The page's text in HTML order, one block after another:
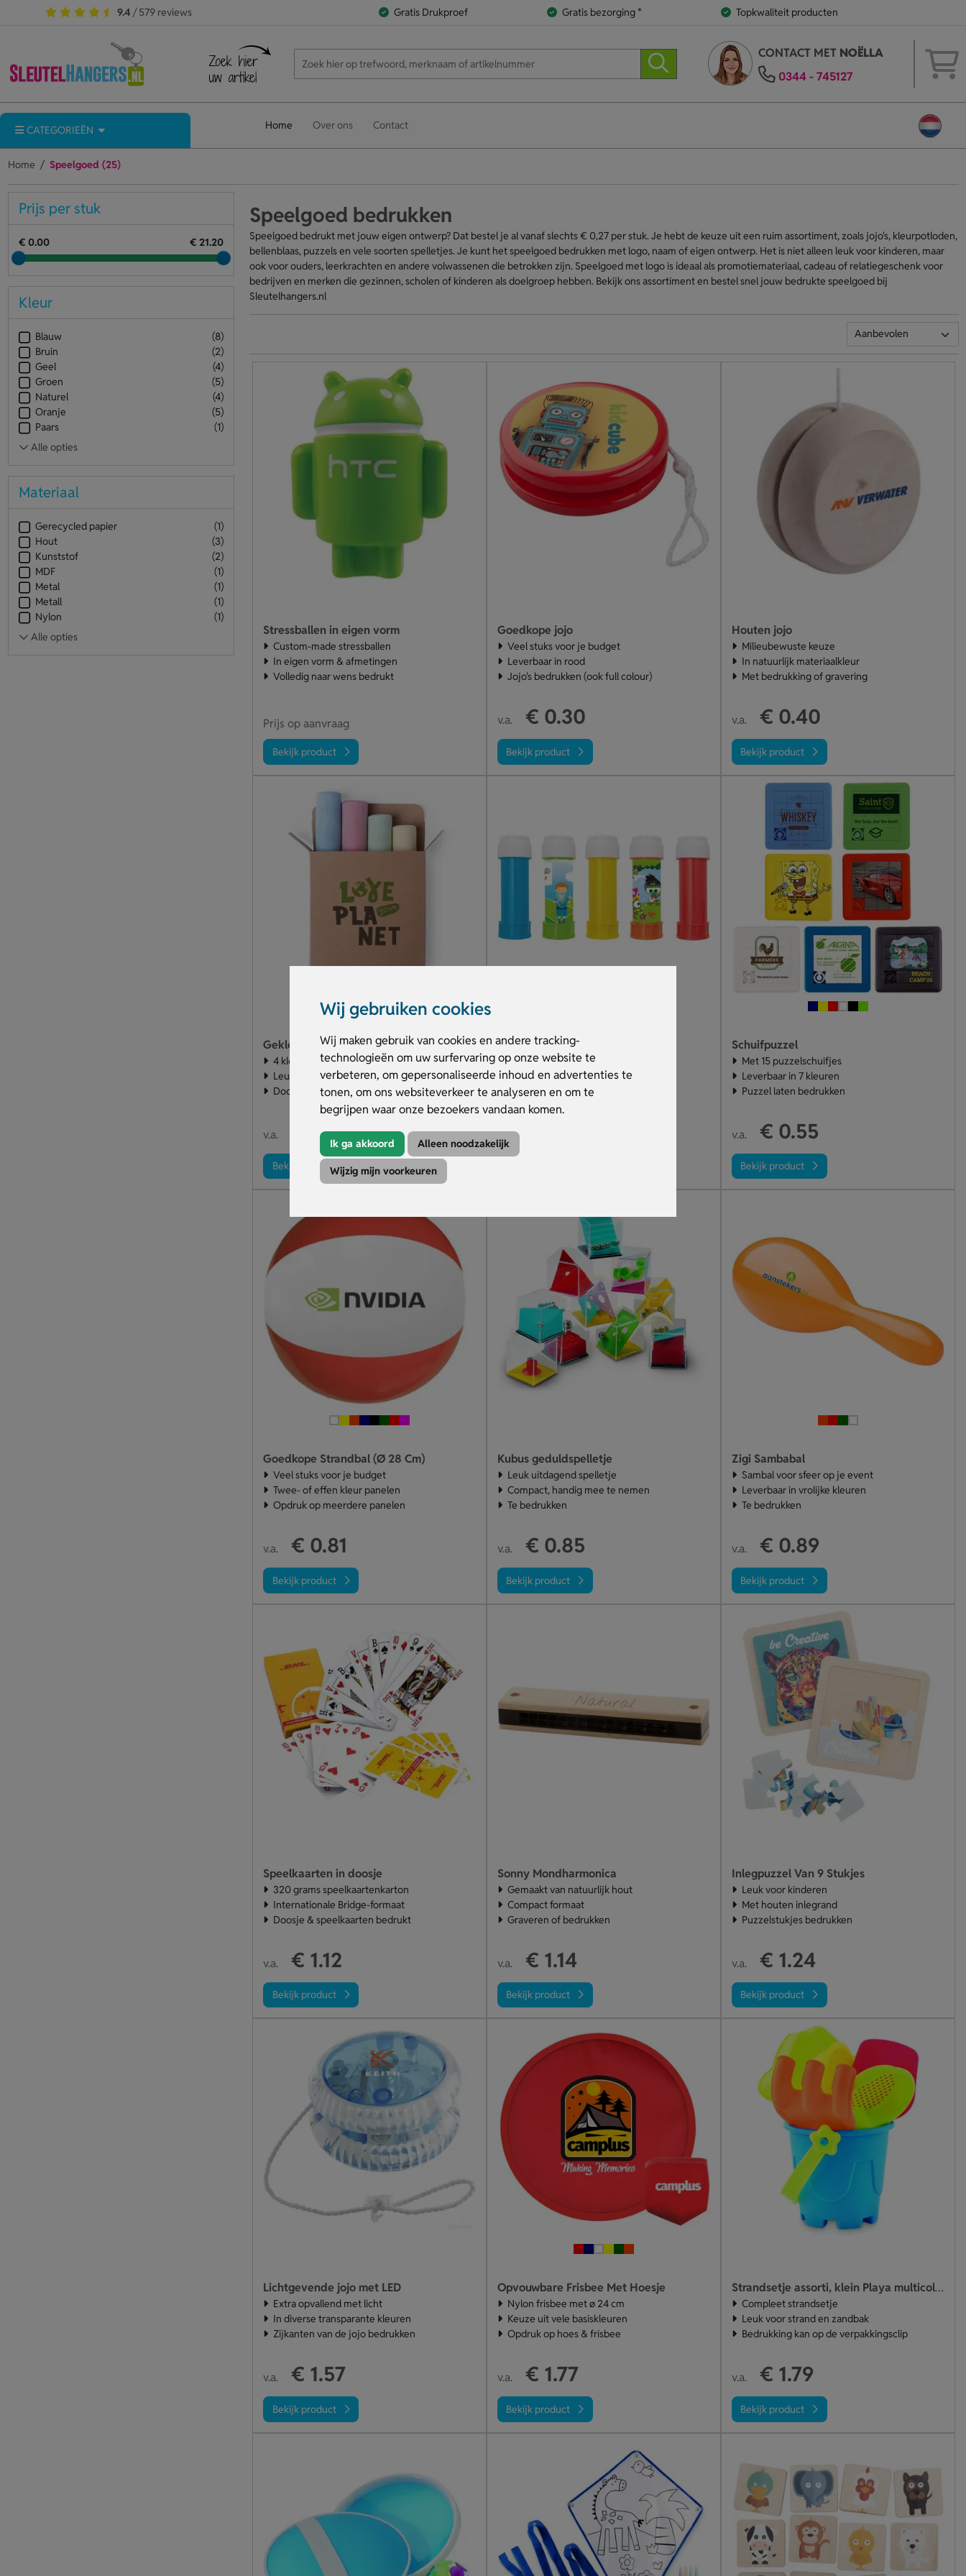
Wij gebruiken cookies
Wij maken gebruik van cookies en andere tracking-
technologieën om uw surfervaring op onze website te
verbeteren, om gepersonaliseerde inhoud en advertenties te
tonen, om ons websiteverkeer te analyseren en om te
begrijpen waar onze bezoekers vandaan komen.
Ik ga akkoord Alleen noodzakelijk
Wijzig mijn voorkeuren
9.4 / 579 reviews Gratis Drukproef Gratis bezorging * Topkwaliteit producten
CONTACT MET NOËLLA
0344 - 745127
CATEGORIEËN Home Over ons Contact
Home Speelgoed (25)
Speelgoed bedrukken
Speelgoed bedrukt met jouw eigen ontwerp? Dat bestel je al vanaf slechts € 0,27 per stuk. Je hebt de keuze uit een ruim assortiment, zoals jojo's, kleurpotloden,
bellenblaas, puzzels en vele soorten spelletjes. Je kunt het speelgoed bedrukken met logo, naam of eigen ontwerp. Het is niet alleen leuk voor kinderen, maar
ook voor ouders, leerkrachten en andere volwassenen die betrokken zijn. Speelgoed met logo is ideaal als promotiemateriaal, cadeau of relatiegeschenk voor
bedrijven en merken die gezinnen, scholen of kinderen als doelgroep hebben. Bekijk ons assortiment en bestel snel jouw bedrukte speelgoed bij
Sleutelhangers.nl
Stressballen in eigen vorm
Custom-made stressballen
In eigen vorm & afmetingen
Volledig naar wens bedrukt
Prijs op aanvraag
Bekijk product
Goedkope jojo
Veel stuks voor je budget
Leverbaar in rood
Jojo's bedrukken (ook full colour)
v.a. € 0.30
Bekijk product
Houten jojo
Milieubewuste keuze
In natuurlijk materiaalkleur
Met bedrukking of gravering
v.a. € 0.40
Bekijk product
Gekleurde Stoepkrijt In Doosje
4 kleurtjes
Leuk voor kinderen
Doosje is full colour te drukken
v.a. € 0.42
Bekijk product
Bellenblaas met geduldspelletje
Spelletje in de dop
Keuze uit diverse kleuren
Etiket bellenblaas bedrukt
v.a.
Schuifpuzzel
Met 15 puzzelschuifjes
Leverbaar in 7 kleuren
Puzzel laten bedrukken
v.a. € 0.55
Bekijk product
Goedkope Strandbal (Ø 28 Cm)
Veel stuks voor je budget
Twee- of effen kleur panelen
Opdruk op meerdere panelen
v.a. € 0.81
Bekijk product
Kubus geduldspelletje
Leuk uitdagend spelletje
Compact, handig mee te nemen
Te bedrukken
v.a. € 0.85
Bekijk product
Zigi Sambabal
Sambal voor sfeer op je event
Leverbaar in vrolijke kleuren
Te bedrukken
v.a. € 0.89
Bekijk product
Speelkaarten in doosje
320 grams speelkaartenkarton
Internationale Bridge-formaat
Doosje & speelkaarten bedrukt
v.a. € 1.12
Bekijk product
Sonny Mondharmonica
Gemaakt van natuurlijk hout
Compact formaat
Graveren of bedrukken
v.a. € 1.14
Bekijk product
Inlegpuzzel Van 9 Stukjes
Leuk voor kinderen
Met houten inlegrand
Puzzelstukjes bedrukken
v.a. € 1.24
Bekijk product
Lichtgevende jojo met LED
Extra opvallend met licht
In diverse transparante kleuren
Zijkanten van de jojo bedrukken
v.a. € 1.57
Bekijk product
Opvouwbare Frisbee Met Hoesje
Nylon frisbee met ø 24 cm
Keuze uit vele basiskleuren
Opdruk op hoes & frisbee
v.a. € 1.77
Bekijk product
Strandsetje assorti, klein Playa multicolour
Compleet strandsetje
Leuk voor strand en zandbak
Bedrukking kan op de verpakkingsclip
v.a. € 1.79
Bekijk product
Prijs per stuk
€ 0.00 € 21.20
Kleur
Blauw
(8)
Bruin
(2)
Geel
(4)
Groen
(5)
Naturel
(4)
Oranje
(5)
Paars
(1)
Materiaal
Gerecycled papier
(1)
Hout
(3)
Kunststof
(2)
MDF
(1)
Metal
(1)
Metall
(1)
Nylon
(1)